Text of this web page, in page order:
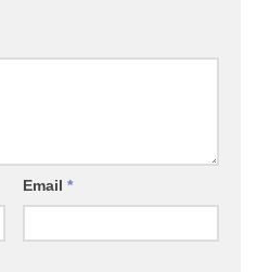
Email *